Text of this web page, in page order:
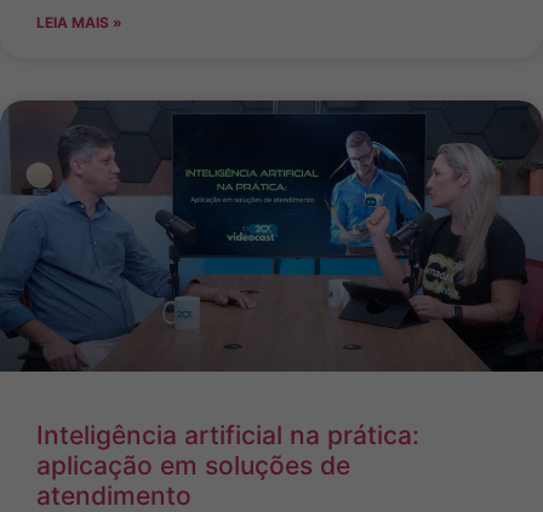
LEIA MAIS »
Inteligência artificial na prática:
aplicação em soluções de
atendimento